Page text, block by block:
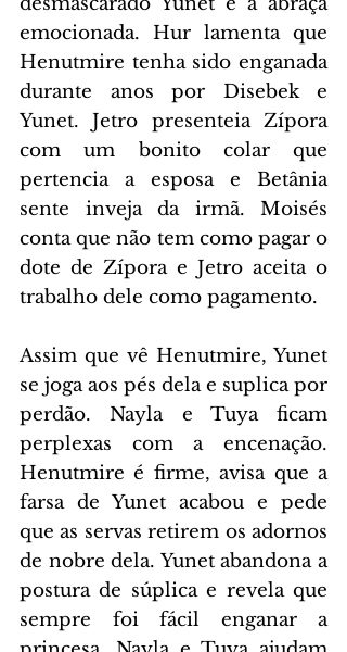
emocionada. Hur lamenta que
Henutmire tenha sido enganada
durante anos por Disebek e
Yunet. Jetro presenteia Zípora
com um bonito colar que
pertencia a esposa e Betânia
sente inveja da irmã. Moisés
conta que não tem como pagar o
dote de Zípora e Jetro aceita o
trabalho dele como pagamento.
Assim que vê Henutmire, Yunet
se joga aos pés dela e suplica por
perdão. Nayla e Tuya ficam
perplexas com a encenação.
Henutmire é firme, avisa que a
farsa de Yunet acabou e pede
que as servas retirem os adornos
de nobre dela. Yunet abandona a
postura de súplica e revela que
sempre foi fácil enganar a